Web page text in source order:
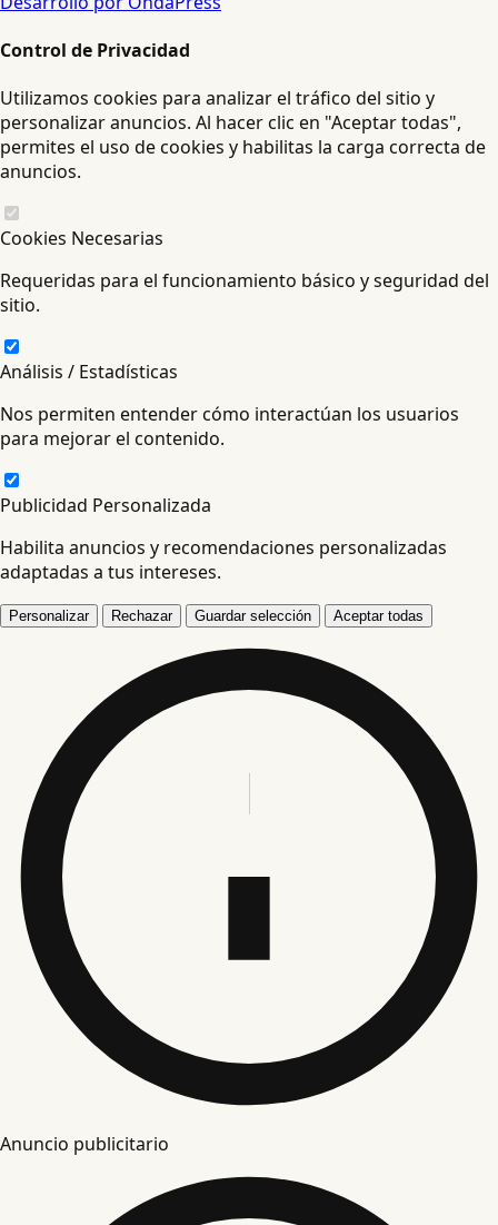
Control de Privacidad
Utilizamos cookies para analizar el tráfico del sitio y
personalizar anuncios. Al hacer clic en "Aceptar todas",
permites el uso de cookies y habilitas la carga correcta de
anuncios.
Cookies Necesarias
Requeridas para el funcionamiento básico y seguridad del
sitio.
Análisis / Estadísticas
Nos permiten entender cómo interactúan los usuarios
para mejorar el contenido.
Publicidad Personalizada
Habilita anuncios y recomendaciones personalizadas
adaptadas a tus intereses.
Personalizar Rechazar Guardar selección Aceptar todas
Anuncio publicitario